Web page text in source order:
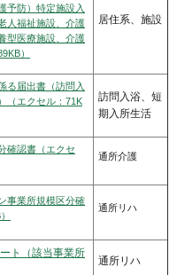
予防）特定施設入
人福祉施設、介護
型医療施設、介護
）
居住系、施設
る届出書（訪問入
（エクセル：71K
訪問入浴、短
期入所生活
確認書（エクセ
通所介護
事業所規模区分確
通所リハ
ト（該当事業所
通所リハ